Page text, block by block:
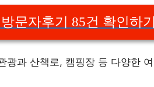
방문자후기 85건 확인하기
광과 산책로, 캠핑장 등 다양한